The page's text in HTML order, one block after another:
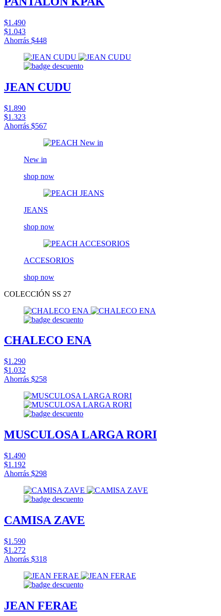
$1.490
$1.043
Ahorrás $448
JEAN CUDU
$1.890
$1.323
Ahorrás $567
New in
shop now
JEANS
shop now
ACCESORIOS
shop now
COLECCIÓN SS 27
CHALECO ENA
$1.290
$1.032
Ahorrás $258
MUSCULOSA LARGA RORI
$1.490
$1.192
Ahorrás $298
CAMISA ZAVE
$1.590
$1.272
Ahorrás $318
JEAN FERAE